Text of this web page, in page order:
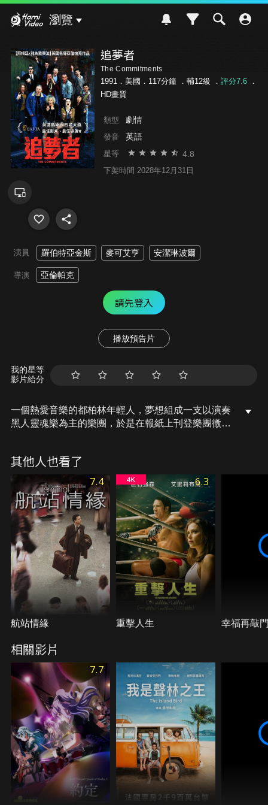
瀏覽
追夢者
The Commitments
1991．美國．117分鐘 ． 輔12級 ． 評分7.6．
HD畫質
類型 劇情
發音 英語
星等 4.8
下架時間 2028年12月31日
演員 羅伯特亞金斯 麥可艾亨 安潔琳波爾
導演 亞倫帕克
請先登入
播放預告片
我的星等
影片給分
一個熱愛音樂的都柏林年輕人，夢想組成一支以演奏
黑人靈魂樂為主的樂團，於是在報紙上刊登樂團徵人
「The Commitments」的樂團，開始一段音樂長征的
歷程。
其他人也看了
7.4
航站情緣
6.3
重擊人生 幸福再敲
相關影片
7.7